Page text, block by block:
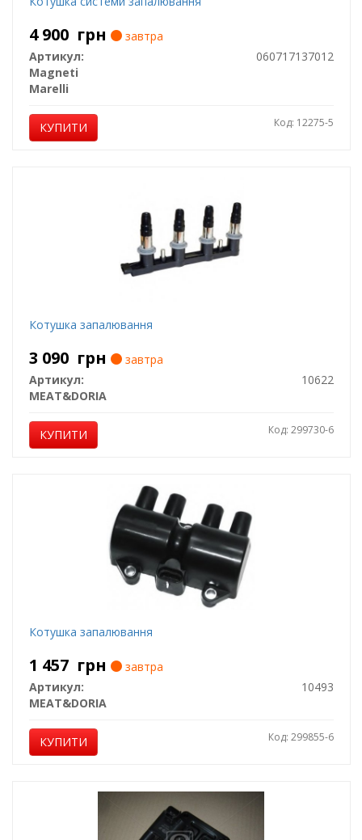
4 900 грн
завтра
Артикул:
060717137012
Magneti
Marelli
КУПИТИ Код: 12275-5
Котушка запалювання
3 090 грн
завтра
Артикул:
10622
MEAT&DORIA
КУПИТИ Код: 299730-6
Котушка запалювання
1 457 грн
завтра
Артикул:
10493
MEAT&DORIA
КУПИТИ Код: 299855-6